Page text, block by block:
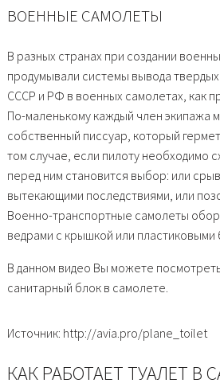
ВОЕННЫЕ САМОЛЕТЫ
В разных странах при создании
продумывали системы вывода
СССР и РФ в военных самолетах, как
По-маленькому каждый член экипажа
собственный писсуар, который
том случае, если пилоту необходимо
перед ним становится выбор: или
вытекающими последствиями, или
Военно-транспортные самолеты
ведрами с крышкой или пластиковыми
В данном видео Вы можете
санитарный блок в самолете.
Источник: http://avia.pro/plane_toilet
КАК РАБОТАЕТ ТУАЛЕТ В